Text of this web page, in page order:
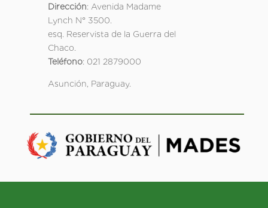
Dirección: Avenida Madame
Lynch N° 3500.
esq. Reservista de la Guerra del
Chaco.
Teléfono: 021 2879000
Asunción, Paraguay.